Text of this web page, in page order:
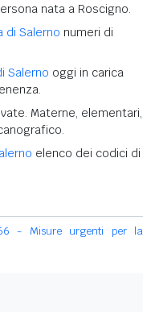
nata a Roscigno.
di Salerno numeri di
Salerno oggi in carica
Materne, elementari,
elenco dei codici di
- Misure urgenti per la